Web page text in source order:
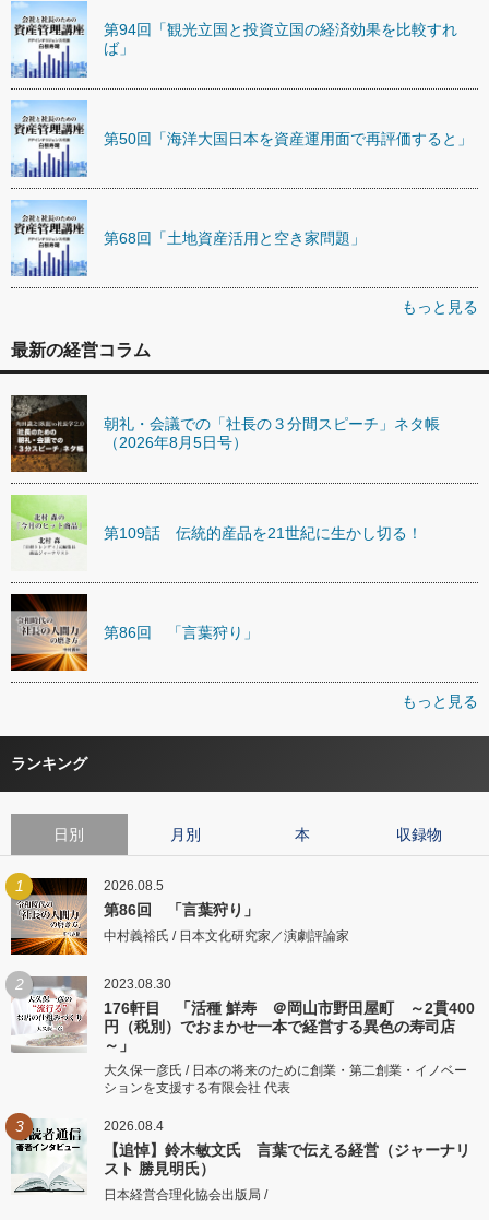
第94回「観光立国と投資立国の経済効果を比較すれ
ば」
第50回「海洋大国日本を資産運用面で再評価すると」
第68回「土地資産活用と空き家問題」
もっと見る
最新の経営コラム
朝礼・会議での「社長の３分間スピーチ」ネタ帳
（2026年8月5日号）
第109話 伝統的産品を21世紀に生かし切る！
第86回 「言葉狩り」
もっと見る
ランキング
日別 月別 本 収録物
1 2026.08.5
第86回 「言葉狩り」
中村義裕氏 / 日本文化研究家／演劇評論家
2 2023.08.30
176軒目 「活種 鮮寿 ＠岡山市野田屋町 ～2貫400
円（税別）でおまかせ一本で経営する異色の寿司店
～」
大久保一彦氏 / 日本の将来のために創業・第二創業・イノベー
ションを支援する有限会社 代表
3 2026.08.4
【追悼】鈴木敏文氏 言葉で伝える経営（ジャーナリ
スト 勝見明氏）
日本経営合理化協会出版局 /